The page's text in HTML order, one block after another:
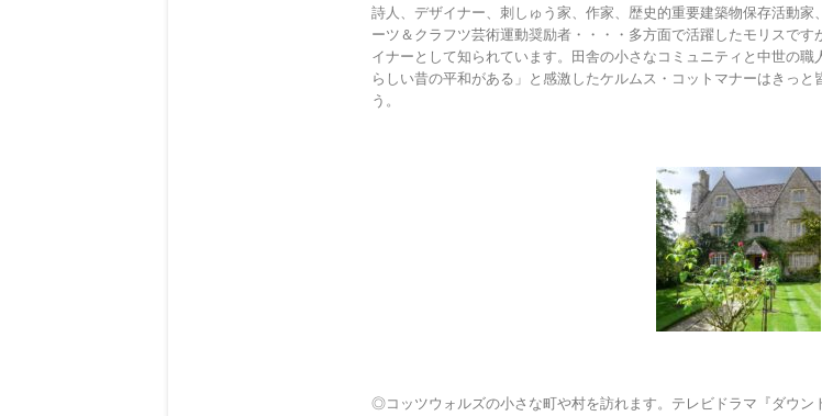
詩人、デザイナー、刺しゅう家、作家、歴史的重要建築物保存活動
ーツ＆クラフツ芸術運動奨励者・・・・多方面で活躍したモリスで
イナーとして知られています。田舎の小さなコミュニティと中世の
らしい昔の平和がある」と感激したケルムス・コットマナーはきっ
う。
◎コッツウォルズの小さな町や村を訪れます。テレビドラマ『ダウン